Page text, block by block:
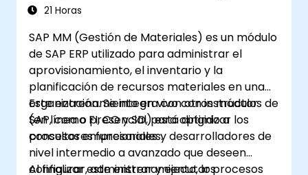
21 Horas
SAP MM (Gestión de Materiales) es un módulo
de SAP ERP utilizado para administrar el
aprovisionamiento, el inventario y la
planificación de recursos materiales en una
organización. Se integra con otros módulos de
SAP, como FI, CO y SD, para optimizar los
procesos empresariales.
Este entrenamiento en vivo con instructor
(en línea o presencial) está dirigido a
consultores funcionales y desarrolladores de
nivel intermedio a avanzado que deseen
configurar, administrar y ejecutar procesos
Al finalizar este entrenamiento, los